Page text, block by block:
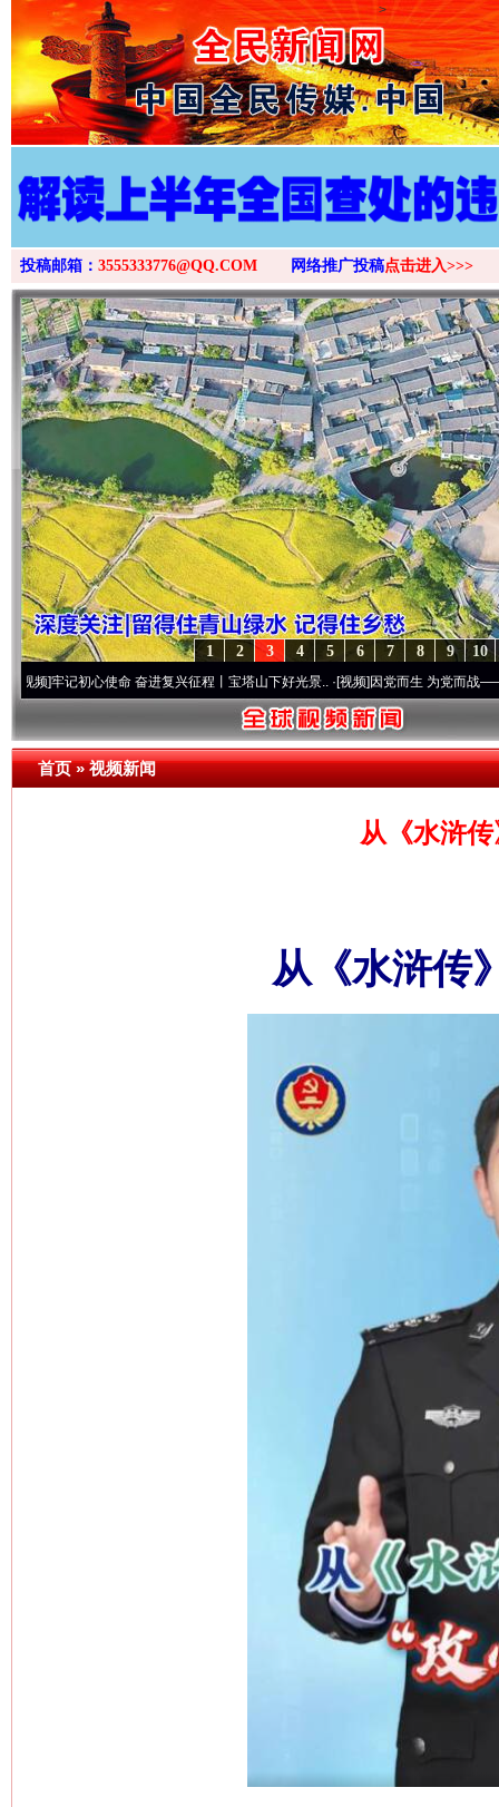
>
投稿邮箱： 3555333776@QQ.COM 网络推广投稿点击进入>>>
10
9
8
7
6
5
4
3
2
1
初心使命 奋进复兴征程丨宝塔山下好光景..·[视频]因党而生 为党而战——百年“纪”
首页»视频新闻
从《水浒
从《水浒传